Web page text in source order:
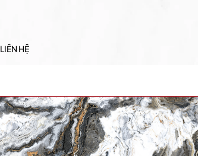
LIÊN HỆ